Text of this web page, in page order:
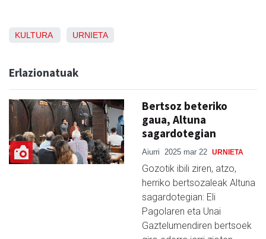
KULTURA URNIETA
Erlazionatuak
Bertsoz beteriko
gaua, Altuna
sagardotegian
Aiurri 2025 mar 22 URNIETA
Gozotik ibili ziren, atzo,
herriko bertsozaleak Altuna
sagardotegian: Eli
Pagolaren eta Unai
Gaztelumendiren bertsoek